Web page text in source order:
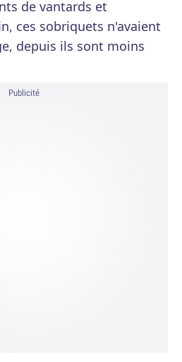
de vantards et
ces sobriquets n'avaient
depuis ils sont moins
Publicité